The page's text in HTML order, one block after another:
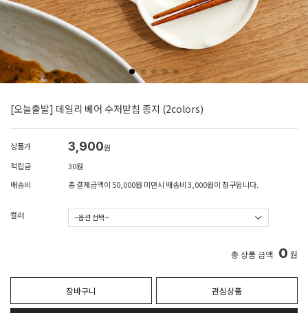
[오늘출발] 데일리 베어 수저받침 종지 (2colors)
상품가 3,900원
적립금
30원
배송비
총 결제금액이 50,000원 미만시 배송비 3,000원이 청구됩니다.
컬러
총 상품 금액 0 원
장바구니 관심상품